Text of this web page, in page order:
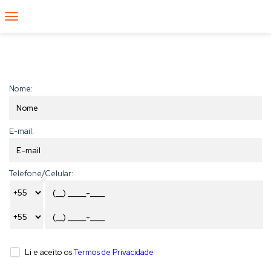
Nome:
E-mail:
Telefone/Celular:
Li e aceito osTermos de Privacidade